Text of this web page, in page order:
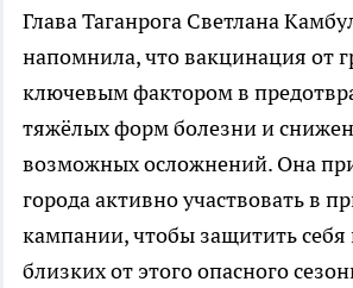
Глава Таганрога Светлана
напомнила, что вакцинация от
ключевым фактором в
тяжёлых форм болезни и
возможных осложнений. Она
города активно участвовать в
кампании, чтобы защитить себя
близких от этого опасного